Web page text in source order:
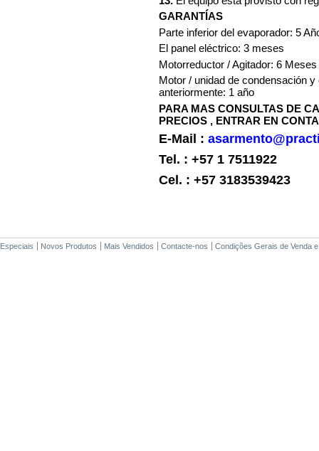
GARANTÍAS
Parte inferior del evaporador: 5
El panel eléctrico: 3 meses
Motorreductor / Agitador: 6 Meses
Motor / unidad de condensación
anteriormente: 1 año
PARA MAS CONSULTAS DE
PRECIOS , ENTRAR EN
E-Mail :
Tel. : +57 1 7511922
Cel. : +57 3183539423
Especiais Novos Produtos Mais Vendidos Contacte-nos Condições Gerais de Venda